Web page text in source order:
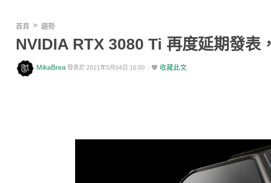
首頁 趨勢
NVIDIA RTX 3080 Ti 再度延期發表
MikaBrea 發表於 2021年5月04日 16:00 收藏此文